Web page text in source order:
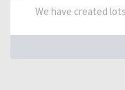
We have created